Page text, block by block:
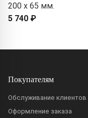
200 x 65 мм.
5 740 ₽
Покупателям
Обслуживание клиентов
Оформление заказа